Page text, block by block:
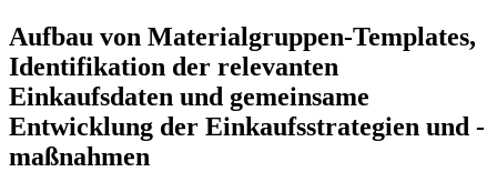
Aufbau von Materialgruppen-Templates,
Identifikation der relevanten
Einkaufsdaten und gemeinsame
Entwicklung der Einkaufsstrategien und -
maßnahmen